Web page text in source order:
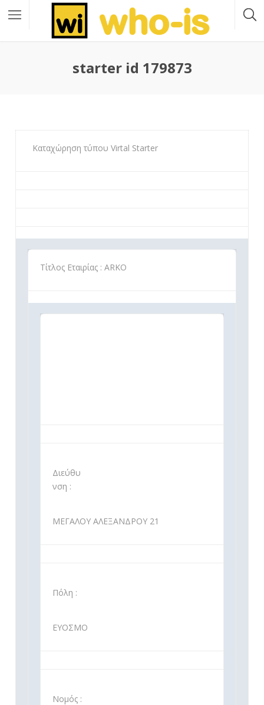
starter id 179873
Καταχώρηση τύπου Virtal Starter
Τίτλος Εταιρίας : ARKO
Διεύθυ
νση :
ΜΕΓΑΛΟΥ ΑΛΕΞΑΝΔΡΟΥ 21
Πόλη :
ΕΥΟΣΜΟ
Νομός :